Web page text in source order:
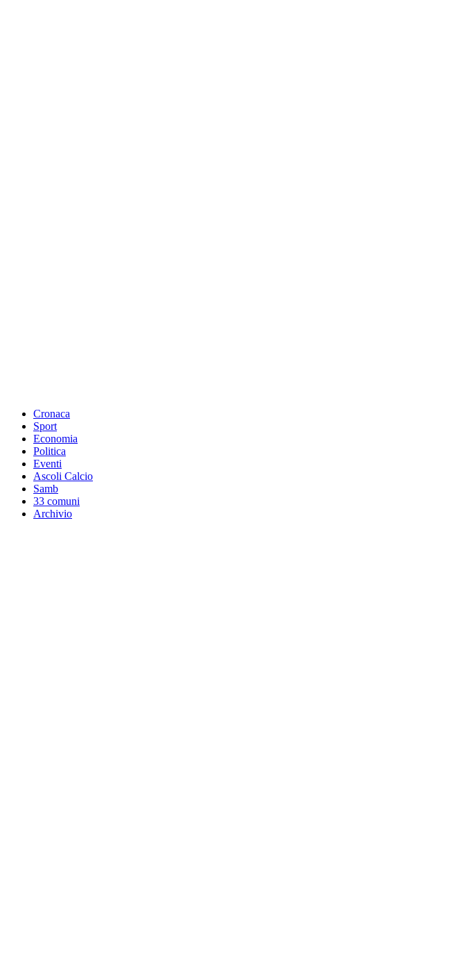
Cronaca
Sport
Economia
Politica
Eventi
Ascoli Calcio
Samb
33 comuni
Archivio